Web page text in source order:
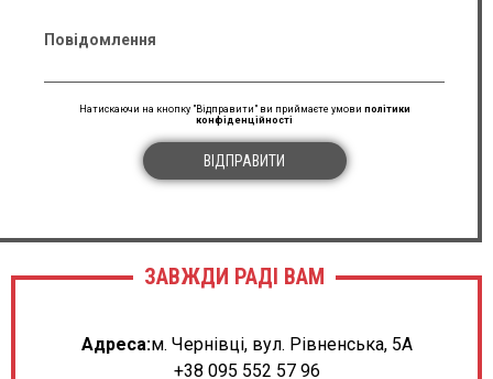
Повідомлення
Натискаючи на кнопку "Відправити" ви приймаєте умови політики
конфіденційності
ВІДПРАВИТИ
ЗАВЖДИ РАДІ ВАМ
Адреса:м. Чернівці, вул. Рівненська, 5А
+38 095 552 57 96